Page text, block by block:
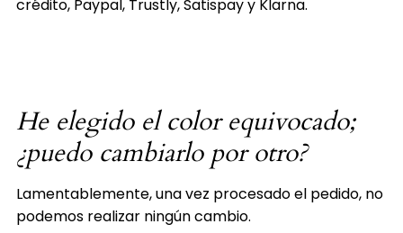
crédito, Paypal, Trustly,Satispayy Klarna.
He elegido el color equivocado;
¿puedo cambiarlo por otro?
Lamentablemente, una vez procesado el pedido, no
podemos realizar ningún cambio.